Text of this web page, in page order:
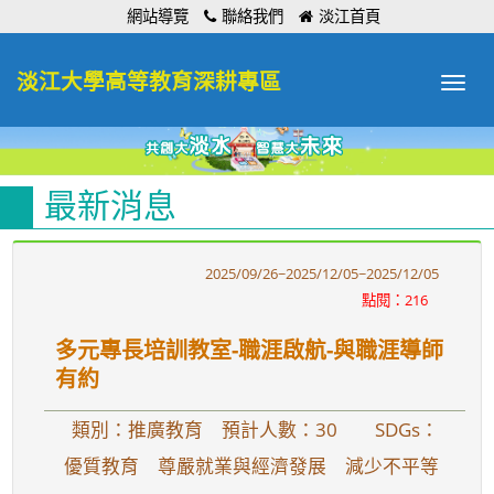
網站導覽 聯絡我們 淡江首頁
Toggle
淡江大學高等教育深耕專區
最新消息
2025/09/26~2025/12/05~2025/12/05
點閱：216
多元專長培訓教室-職涯啟航-與職涯導師
有約
類別：推廣教育 預計人數：30
SDGs：
優質教育 尊嚴就業與經濟發展 減少不平等